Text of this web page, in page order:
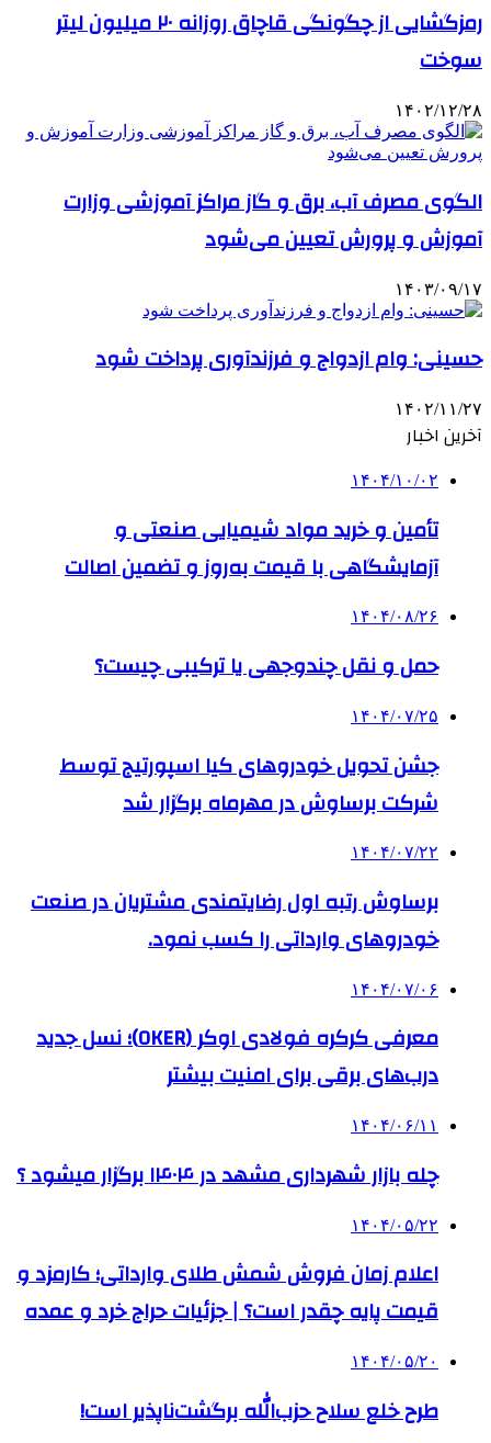
رمزگشایی از چگونگی قاچاق روزانه ۲۰ میلیون لیتر
سوخت
۱۴۰۲/۱۲/۲۸
الگوی مصرف آب، برق و گاز مراکز آموزشی وزارت
آموزش و پرورش تعیین می‌شود
۱۴۰۳/۰۹/۱۷
حسینی: وام ازدواج و فرزندآوری پرداخت شود
۱۴۰۲/۱۱/۲۷
آخرین اخبار
۱۴۰۴/۱۰/۰۲
تأمین و خرید مواد شیمیایی صنعتی و
آزمایشگاهی با قیمت به‌روز و تضمین اصالت
۱۴۰۴/۰۸/۲۶
حمل و نقل چندوجهی یا ترکیبی چیست؟
۱۴۰۴/۰۷/۲۵
جشن تحویل خودروهای کیا اسپورتیج توسط
شرکت برساوش در مهرماه برگزار شد
۱۴۰۴/۰۷/۲۲
برساوش رتبه اول رضایتمندی مشتریان در صنعت
خودروهای وارداتی را کسب نمود.
۱۴۰۴/۰۷/۰۶
معرفی کرکره فولادی اوکر (OKER)؛ نسل جدید
درب‌های برقی برای امنیت بیشتر
۱۴۰۴/۰۶/۱۱
چله بازار شهرداری مشهد در ۱۴۰۴ برگزار میشود ؟
۱۴۰۴/۰۵/۲۲
اعلام زمان فروش شمش طلای وارداتی؛ کارمزد و
قیمت پایه چقدر است؟ | جزئیات حراج خرد و عمده
۱۴۰۴/۰۵/۲۰
طرح خلع سلاح حزب‌الله برگشت‌ناپذیر است!